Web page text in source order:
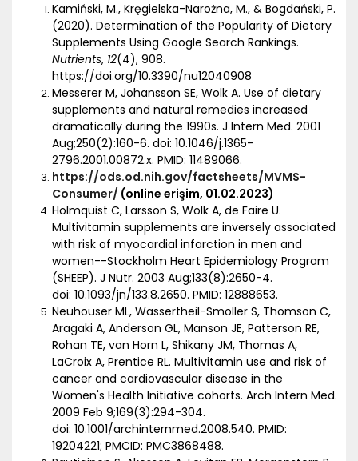
Kamiński, M., Kręgielska-Narożna, M., & Bogdański, P.
(2020). Determination of the Popularity of Dietary
Supplements Using Google Search Rankings.
Nutrients, 12(4), 908.
https://doi.org/10.3390/nu12040908
Messerer M, Johansson SE, Wolk A. Use of dietary
supplements and natural remedies increased
dramatically during the 1990s. J Intern Med. 2001
Aug;250(2):160-6. doi: 10.1046/j.1365-
2796.2001.00872.x. PMID: 11489066.
https://ods.od.nih.gov/factsheets/MVMS-
Consumer/ (online erişim, 01.02.2023)
Holmquist C, Larsson S, Wolk A, de Faire U.
Multivitamin supplements are inversely associated
with risk of myocardial infarction in men and
women--Stockholm Heart Epidemiology Program
(SHEEP). J Nutr. 2003 Aug;133(8):2650-4.
doi: 10.1093/jn/133.8.2650. PMID: 12888653.
Neuhouser ML, Wassertheil-Smoller S, Thomson C,
Aragaki A, Anderson GL, Manson JE, Patterson RE,
Rohan TE, van Horn L, Shikany JM, Thomas A,
LaCroix A, Prentice RL. Multivitamin use and risk of
cancer and cardiovascular disease in the
Women's Health Initiative cohorts. Arch Intern Med.
2009 Feb 9;169(3):294-304.
doi: 10.1001/archinternmed.2008.540. PMID:
19204221; PMCID: PMC3868488.